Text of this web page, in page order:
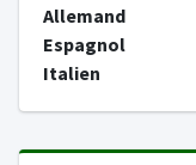
Allemand
Espagnol
Italien